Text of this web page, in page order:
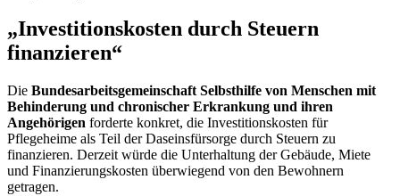
„Investitionskosten durch Steuern
finanzieren“
Die Bundesarbeitsgemeinschaft Selbsthilfe von Menschen mit
Behinderung und chronischer Erkrankung und ihren
Angehörigen forderte konkret, die Investitionskosten für
Pflegeheime als Teil der Daseinsfürsorge durch Steuern zu
finanzieren. Derzeit würde die Unterhaltung der Gebäude, Miete
und Finanzierungskosten überwiegend von den Bewohnern
getragen.